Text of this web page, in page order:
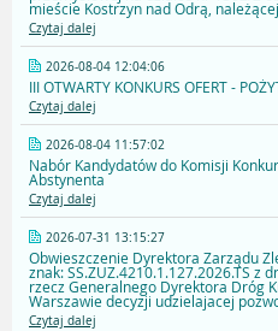
mieście Kostrzyn nad Odrą,
Czytaj dalej
2026-08-04 12:04:06
III OTWARTY KONKURS OFERT -
Czytaj dalej
2026-08-04 11:57:02
Nabór Kandydatów do Komisji
Abstynenta
Czytaj dalej
2026-07-31 13:15:27
Obwieszczenie Dyrektora Zarządu
znak: SS.ZUZ.4210.1.127.2026.TS z
rzecz Generalnego Dyrektora Dróg
Warszawie decyzji udzielajacej
Czytaj dalej